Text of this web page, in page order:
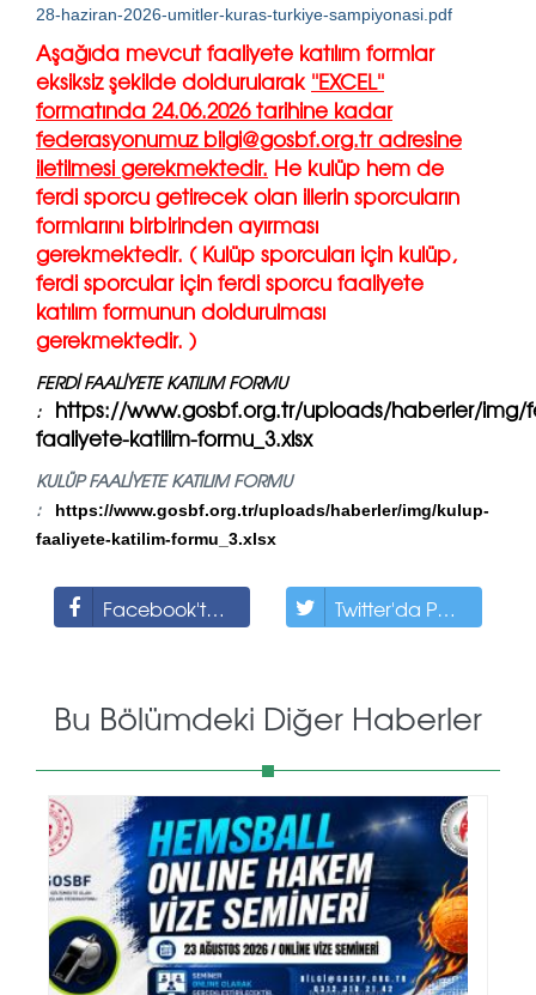
28-haziran-2026-umitler-kuras-turkiye-sampiyonasi.pdf
Aşağıda mevcut faaliyete katılım formlar
eksiksiz şekilde doldurularak ''EXCEL''
formatında 24.06.2026 tarihine kadar
federasyonumuz bilgi@gosbf.org.tr adresine
iletilmesi gerekmektedir. He kulüp hem de
ferdi sporcu getirecek olan illerin sporcuların
formlarını birbirinden ayırması
gerekmektedir. ( Kulüp sporcuları için kulüp,
ferdi sporcular için ferdi sporcu faaliyete
katılım formunun doldurulması
gerekmektedir. )
FERDİ FAALİYETE KATILIM FORMU
: https://www.gosbf.org.tr/uploads/haberler/img/
faaliyete-katilim-formu_3.xlsx
KULÜP FAALİYETE KATILIM FORMU
:
https://www.gosbf.org.tr/uploads/haberler/img/kulup-
faaliyete-katilim-formu_3.xlsx
Facebook'ta Paylaş Twitter'da Paylaş
Bu Bölümdeki Diğer Haberler